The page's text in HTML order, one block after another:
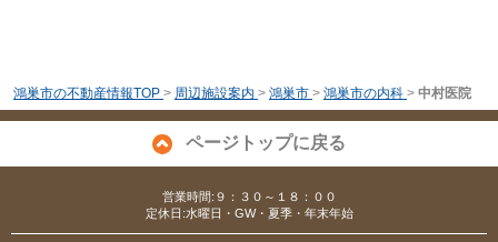
鴻巣市の不動産情報TOP > 周辺施設案内 > 鴻巣市 > 鴻巣市の内科 > 中村医院
ページトップに戻る
営業時間:９：３０～１８：００
定休日:水曜日・GW・夏季・年末年始